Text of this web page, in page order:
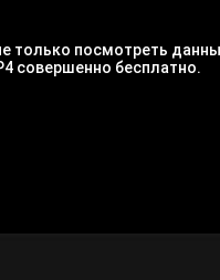
только посмотреть
совершенно бесплатно.